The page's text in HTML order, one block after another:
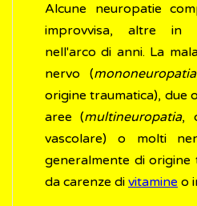
Alcune neuropatie
improvvisa, altre in
nell'arco di anni. La
nervo (mononeuropatia
origine traumatica), due
aree (multineuropatia,
vascolare) o molti
generalmente di origine
da carenze di vitamine o